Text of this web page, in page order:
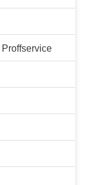
Proffservice